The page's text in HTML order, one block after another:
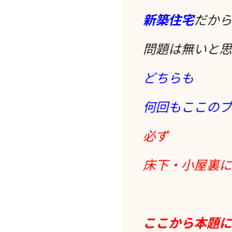
新築住宅だから
問題は無いと
どちらも
何回もここの
必ず
床下・小屋裏
ここから本題に